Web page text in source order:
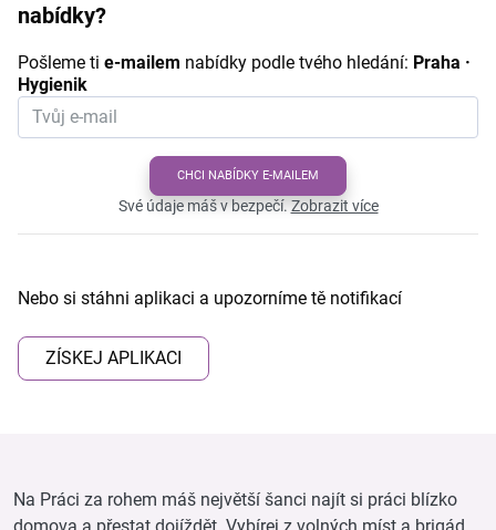
nabídky?
Pošleme ti e-mailem nabídky podle tvého hledání: Praha ·
Hygienik
CHCI NABÍDKY E-MAILEM
Své údaje máš v bezpečí.Zobrazit více
Nebo si stáhni aplikaci a upozorníme tě notifikací
ZÍSKEJ APLIKACI
Na Práci za rohem máš největší šanci najít si práci blízko
domova a přestat dojíždět. Vybírej z volných míst a brigád